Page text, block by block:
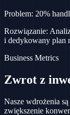
Problem: 20%
Rozwiązanie:
i dedykowany plan
Business Metrics
Zwrot z
Nasze wdrożenia
zwiększenie